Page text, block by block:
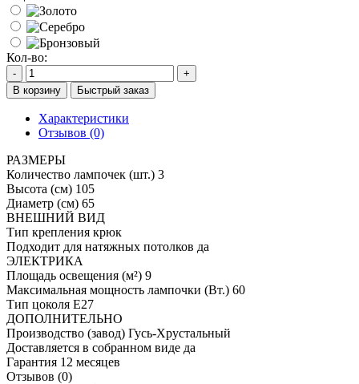
Кол-во:
-
+
В корзину
Быстрый заказ
Характеристики
Отзывов (0)
РАЗМЕРЫ
Количество лампочек (шт.) 3
Высота (см) 105
Диаметр (см) 65
ВНЕШНИЙ ВИД
Тип крепления крюк
Подходит для натяжных потолков да
ЭЛЕКТРИКА
Площадь освещения (м²) 9
Максимальная мощность лампочки (Вт.) 60
Тип цоколя E27
ДОПОЛНИТЕЛЬНО
Производство (завод) Гусь-Хрустальный
Доставляется в собранном виде да
Гарантия 12 месяцев
Отзывов (0)